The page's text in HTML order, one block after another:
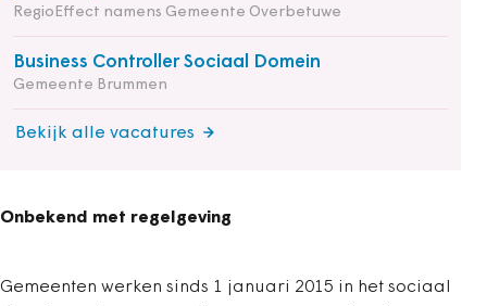
RegioEffect namens Gemeente Overbetuwe
Business Controller Sociaal Domein
Gemeente Brummen
Bekijk alle vacatures
Onbekend met regelgeving
Gemeenten werken sinds 1 januari 2015 in het sociaal